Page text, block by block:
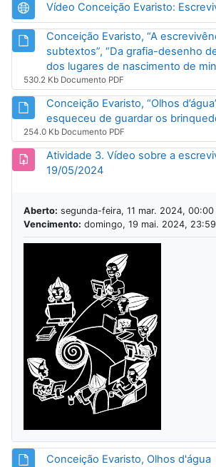
Vídeo Conceição Evaristo:
Conceição Evaristo, “A
subtextos”, “Da grafia-desenho
dos lugares de nascimento de
530.2 Kb Documento PDF
Conceição Evaristo, “Olhos
esqueceu de guardar os
254.0 Kb Documento PDF
Atividade 3. Vídeo sobre a
19/05/2024Tarefa
Aberto: segunda-feira, 11 mar. 2024, 00:00
Vencimento: domingo, 19 mai. 2024, 23:59
Conceição Evaristo, Olhos d'água